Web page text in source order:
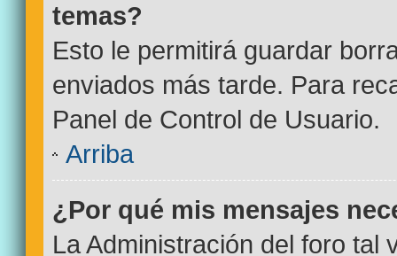
temas?
Esto le permitirá guardar
enviados más tarde. Para
Panel de Control de Usuario.
Arriba
¿Por qué mis mensajes
La Administración del foro tal